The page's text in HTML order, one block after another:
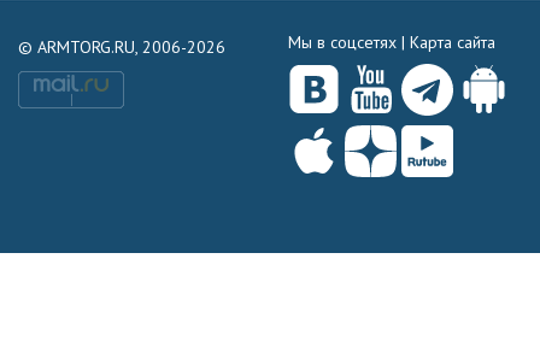
© ARMTORG.RU, 2006-2026 Мы в соцсетях | Карта сайта